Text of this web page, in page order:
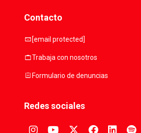
Contacto
mail [email protected]
workTrabaja con nosotros
assignmentFormulario de denuncias
Redes sociales